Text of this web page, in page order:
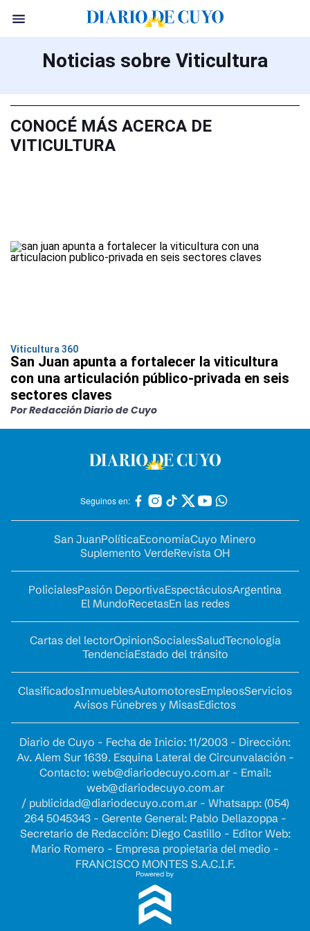
Noticias sobre Viticultura
CONOCÉ MÁS ACERCA DE
VITICULTURA
Viticultura 360
San Juan apunta a fortalecer la viticultura
con una articulación público-privada en seis
sectores claves
Por Redacción Diario de Cuyo
Seguinos en:
San JuanPolíticaEconomíaCuyo Minero
Suplemento VerdeRevista OH
PolicialesPasión DeportivaEspectáculosArgentina
El MundoRecetasEn las redes
Cartas del lectorOpinionSocialesSaludTecnología
TendenciaEstado del tránsito
ClasificadosInmueblesAutomotoresEmpleosServicios
Avisos Fúnebres y MisasEdictos
Diario de Cuyo - Fecha de Inicio: 11/2003 - Dirección:
Av. Alem Sur 1639. Esquina Lateral de Circunvalación -
Contacto: web@diariodecuyo.com.ar- Email:
web@diariodecuyo.com.ar
/ publicidad@diariodecuyo.com.ar- Whatsapp: (054)
264 5045343 - Gerente General: Pablo Dellazoppa -
Secretario de Redacción: Diego Castillo - Editor Web:
Mario Romero - Empresa propietaria del medio -
FRANCISCO MONTES S.A.C.I.F.